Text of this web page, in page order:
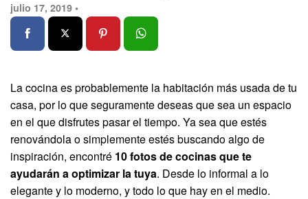
julio 17, 2019 •
La cocina es probablemente la habitación más usada de tu
casa, por lo que seguramente deseas que sea un espacio
en el que disfrutes pasar el tiempo. Ya sea que estés
renovándola o simplemente estés buscando algo de
inspiración, encontré 10 fotos de cocinas que te
ayudarán a optimizar la tuya. Desde lo informal a lo
elegante y lo moderno, y todo lo que hay en el medio.